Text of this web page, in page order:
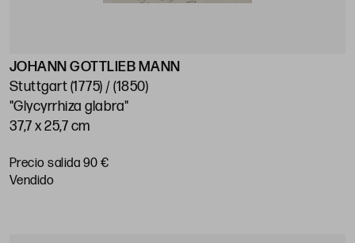
JOHANN GOTTLIEB MANN
Stuttgart (1775) / (1850)
"Glycyrrhiza glabra"
37,7 x 25,7 cm
Precio salida 90 €
vendido